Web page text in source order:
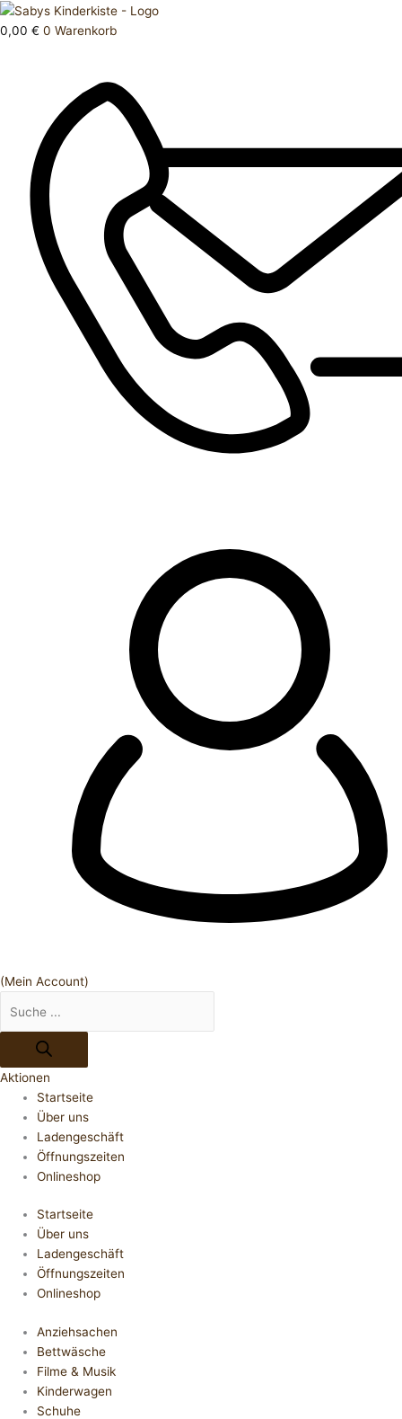
Zum
Inhalt
0,00 € 0 Warenkorb
(Mein Account)
Products
search
Aktionen
Startseite
Über uns
Ladengeschäft
Öffnungszeiten
Onlineshop
Startseite
Über uns
Ladengeschäft
Öffnungszeiten
Onlineshop
Anziehsachen
Bettwäsche
Filme & Musik
Kinderwagen
Schuhe
Hose
kurz